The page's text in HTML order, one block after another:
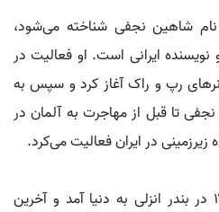
شاهین نجفی شناخته می‌شود،
نویسنده ایرانی است. او فعالیت در
از سال ۱۳۷۹ در ژانرهای رپ و راک آغاز کرد و سپس به
تا قبل از مهاجرت به آلمان در
شاهین نجفی ۱۹ شهریور ۱۳۵۹ در بندر انزلی به دنیا آمد و آخرین